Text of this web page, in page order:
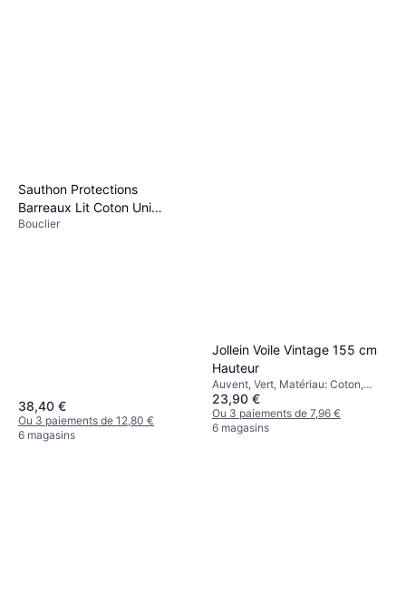
Sauthon Protections
Barreaux Lit Coton Uni
Terracotta
Bouclier
38,40 €
Ou 3 paiements de 12,80 €
6 magasins
Jollein Voile Vintage 155 cm
Hauteur
Auvent, Vert, Matériau: Coton,
Polyester
23,90 €
Ou 3 paiements de 7,96 €
6 magasins